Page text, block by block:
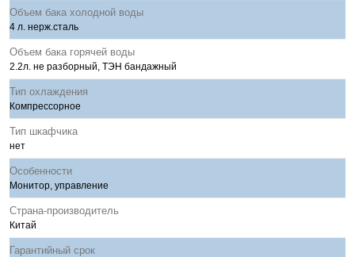
Объем бака холодной воды
4 л. нерж.сталь
Объем бака горячей воды
2.2л. не разборный, ТЭН бандажный
Тип охлаждения
Компрессорное
Тип шкафчика
нет
Особенности
Монитор, управление
Страна-производитель
Китай
Гарантийный срок